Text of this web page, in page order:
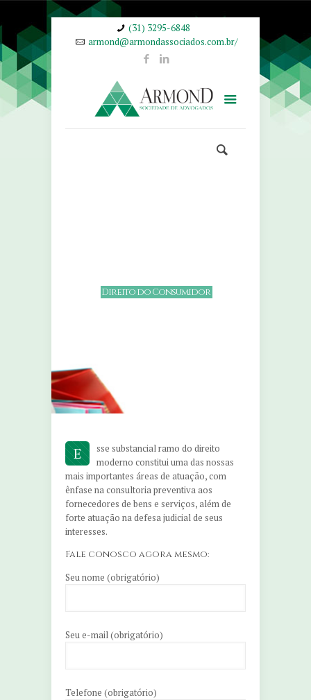
(31) 3295-6848
armond@armondassociados.com.br/
DireitodoConsumidor
E
sse substancial ramo do direito
moderno constitui uma das nossas
mais importantes áreas de atuação, com
ênfase na consultoria preventiva aos
fornecedores de bens e serviços, além de
forte atuação na defesa judicial de seus
interesses.
Fale conosco agora mesmo:
Seu nome (obrigatório)
Seu e-mail (obrigatório)
Telefone (obrigatório)